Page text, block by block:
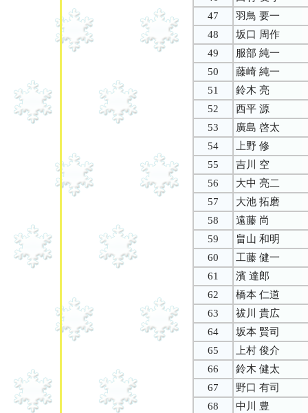
47
羽鳥 要一
48
坂口 周作
49
服部 純一
50
藤崎 純一
51
鈴木 亮
52
西平 源
53
廣島 啓太
54
上野 修
55
吉川 空
56
大中 亮二
57
大池 拓磨
58
遠藤 尚
59
畠山 和明
60
工藤 健一
61
濱 達郎
62
橋本 仁道
63
祓川 貴広
64
坂本 賢司
65
上村 俊介
66
鈴木 健太
67
野口 有司
68
中川 豊